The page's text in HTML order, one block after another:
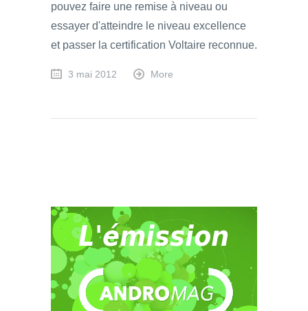
pouvez faire une remise à niveau ou
essayer d'atteindre le niveau excellence
et passer la certification Voltaire reconnue.
3 mai 2012 More